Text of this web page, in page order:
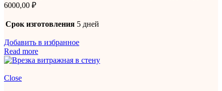
6000,00 ₽
Срок изготовления 5 дней
Добавить в избранное
Read more
Close